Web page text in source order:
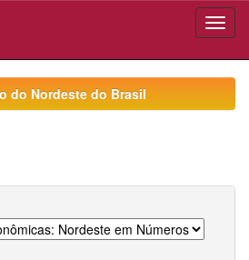
do Nordeste do Brasil